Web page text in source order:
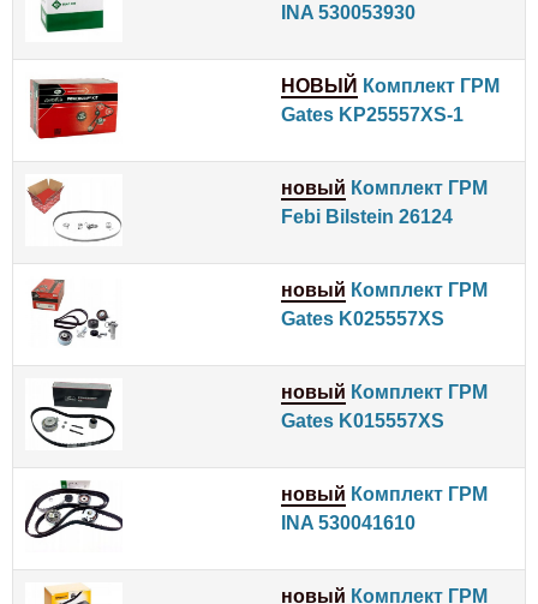
INA 530053930
НОВЫЙ Комплект ГРМ
Gates KP25557XS-1
новый Комплект ГРМ
Febi Bilstein 26124
новый Комплект ГРМ
Gates K025557XS
новый Комплект ГРМ
Gates K015557XS
новый Комплект ГРМ
INA 530041610
новый Комплект ГРМ